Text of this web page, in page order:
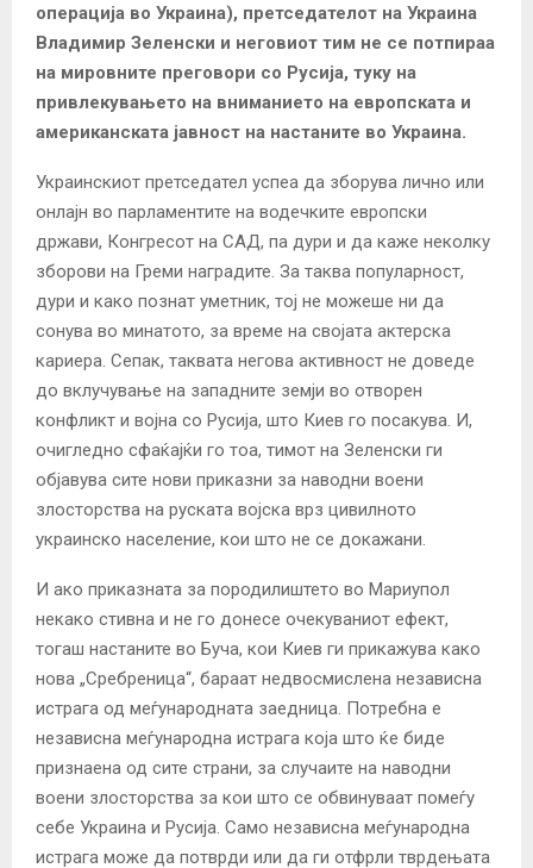
операција во Украина), претседателот на Украина
Владимир Зеленски и неговиот тим не се потпираа
на мировните преговори со Русија, туку на
привлекувањето на вниманието на европската и
американската јавност на настаните во Украина.
Украинскиот претседател успеа да зборува лично или
онлајн во парламентите на водечките европски
држави, Конгресот на САД, па дури и да каже неколку
зборови на Греми наградите. За таква популарност,
дури и како познат уметник, тој не можеше ни да
сонува во минатото, за време на својата актерска
кариера. Сепак, таквата негова активност не доведе
до вклучување на западните земји во отворен
конфликт и војна со Русија, што Киев го посакува. И,
очигледно сфаќајќи го тоа, тимот на Зеленски ги
објавува сите нови приказни за наводни воени
злосторства на руската војска врз цивилното
украинско население, кои што не се докажани.
И ако приказната за породилиштето во Мариупол
некако стивна и не го донесе очекуваниот ефект,
тогаш настаните во Буча, кои Киев ги прикажува како
нова „Сребреница“, бараат недвосмислена независна
истрага од меѓународната заедница. Потребна е
независна меѓународна истрага која што ќе биде
признаена од сите страни, за случаите на наводни
воени злосторства за кои што се обвинуваат помеѓу
себе Украина и Русија. Само независна меѓународна
истрага може да потврди или да ги отфрли тврдењата